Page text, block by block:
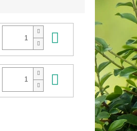
Do košíku
Do košíku